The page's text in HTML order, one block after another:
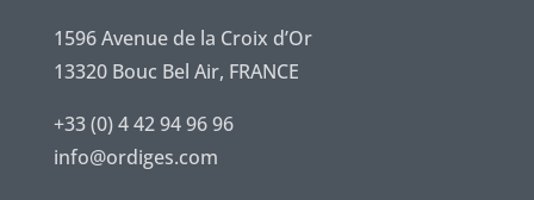
1596 Avenue de la Croix d’Or
13320 Bouc Bel Air, FRANCE
+33 (0) 4 42 94 96 96
info@ordiges.com